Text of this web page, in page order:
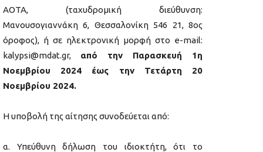
ΑΟΤΑ, (ταχυδρομική διεύθυνση:
Μανουσογιαννάκη 6, Θεσσαλονίκη 546 21, 8ος
όροφος), ή σε ηλεκτρονική μορφή στο e-mail:
kalypsi@mdat.gr, από την Παρασκευή 1η
Νοεμβρίου 2024 έως την Τετάρτη 20
Νοεμβρίου 2024.
Η υποβολή της αίτησης συνοδεύεται από:
α. Υπεύθυνη δήλωση του ιδιοκτήτη, ότι το